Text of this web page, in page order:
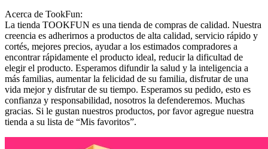
Acerca de TookFun:
La tienda TOOKFUN es una tienda de compras de calidad. Nuestra
creencia es adherirnos a productos de alta calidad, servicio rápido y
cortés, mejores precios, ayudar a los estimados compradores a
encontrar rápidamente el producto ideal, reducir la dificultad de
elegir el producto. Esperamos difundir la salud y la inteligencia a
más familias, aumentar la felicidad de su familia, disfrutar de una
vida mejor y disfrutar de su tiempo. Esperamos su pedido, esto es
confianza y responsabilidad, nosotros la defenderemos. Muchas
gracias. Si le gustan nuestros productos, por favor agregue nuestra
tienda a su lista de “Mis favoritos”.